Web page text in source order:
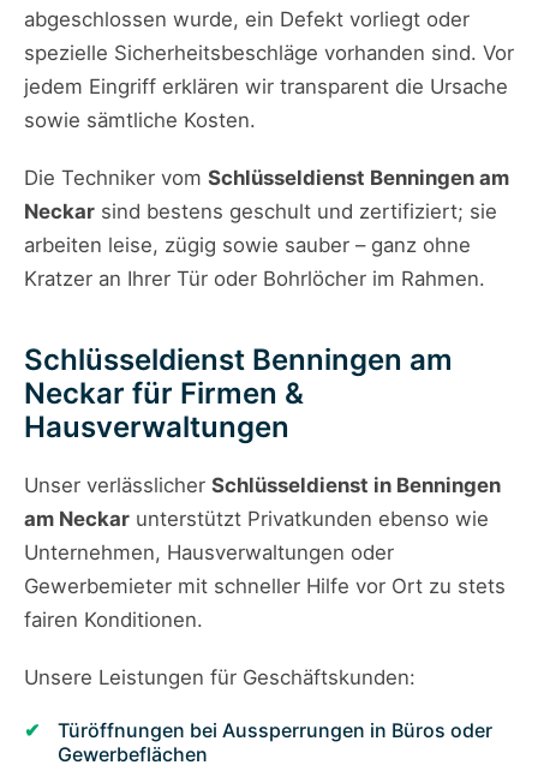
abgeschlossen wurde, ein Defekt vorliegt oder
spezielle Sicherheitsbeschläge vorhanden sind. Vor
jedem Eingriff erklären wir transparent die Ursache
sowie sämtliche Kosten.
Die Techniker vom Schlüsseldienst Benningen am
Neckar sind bestens geschult und zertifiziert; sie
arbeiten leise, zügig sowie sauber – ganz ohne
Kratzer an Ihrer Tür oder Bohrlöcher im Rahmen.
Schlüsseldienst Benningen am
Neckar für Firmen &
Hausverwaltungen
Unser verlässlicher Schlüsseldienst in Benningen
am Neckar unterstützt Privatkunden ebenso wie
Unternehmen, Hausverwaltungen oder
Gewerbemieter mit schneller Hilfe vor Ort zu stets
fairen Konditionen.
Unsere Leistungen für Geschäftskunden:
Türöffnungen bei Aussperrungen in Büros oder
Gewerbeflächen